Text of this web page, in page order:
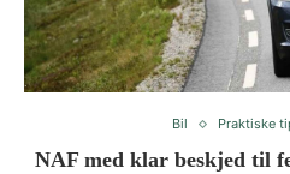
Bil Praktiske
NAF med klar beskjed til